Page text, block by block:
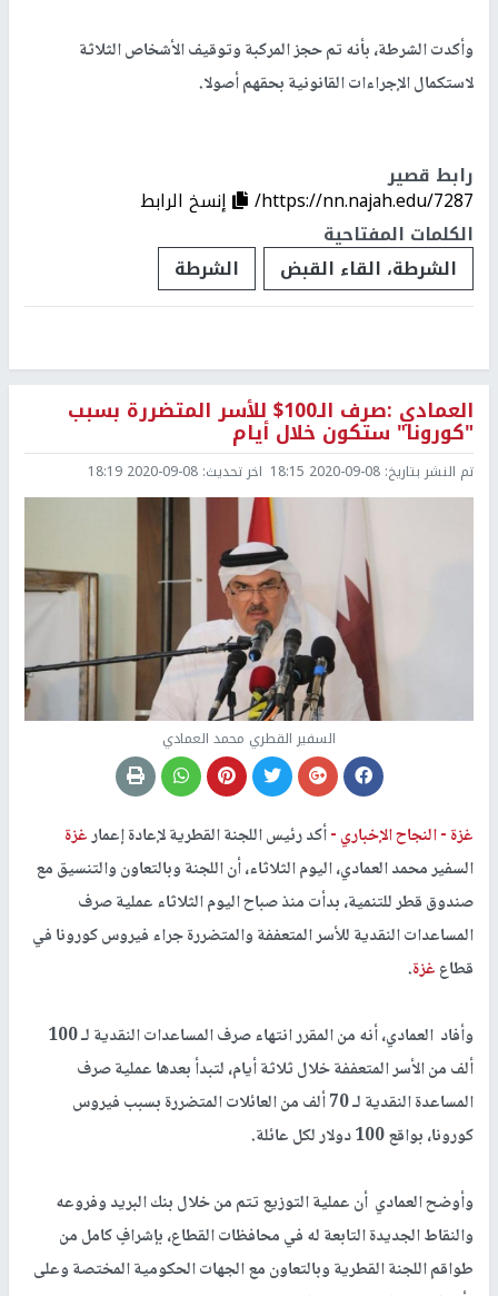
وأكدت الشرطة، بأنه تم حجز المركبة وتوقيف الأشخاص الثلاثة
لاستكمال الإجراءات القانونية بحقهم أصولا.
رابط قصير
https://nn.najah.edu/7287/
إنسخ الرابط
الكلمات المفتاحية
الشرطة، القاء القبض
الشرطة
العمادي :صرف الـ100$ للأسر المتضررة بسبب
"كورونا" ستكون خلال أيام
تم النشر بتاريخ: 2020-09-08 18:15 اخر تحديث: 2020-09-08 18:19
السفير القطري محمد العمادي
غزة -النجاح الإخباري -أكد رئيس اللجنة القطرية لإعادة إعمارغزة
السفير محمد العمادي، اليوم الثلاثاء، أن اللجنة وبالتعاون والتنسيق مع
صندوق قطر للتنمية، بدأت منذ صباح اليوم الثلاثاء عملية صرف
المساعدات النقدية للأسر المتعففة والمتضررة جراء فيروس كورونا في
قطاعغزة.
وأفاد العمادي، أنه من المقرر انتهاء صرف المساعدات النقدية لـ 100
ألف من الأسر المتعففة خلال ثلاثة أيام، لتبدأ بعدها عملية صرف
المساعدة النقدية لـ 70 ألف من العائلات المتضررة بسبب فيروس
كورونا، بواقع 100 دولار لكل عائلة.
وأوضح العمادي أن عملية التوزيع تتم من خلال بنك البريد وفروعه
والنقاط الجديدة التابعة له في محافظات القطاع، بإشرافٍ كامل من
طواقم اللجنة القطرية وبالتعاون مع الجهات الحكومية المختصة وعلى